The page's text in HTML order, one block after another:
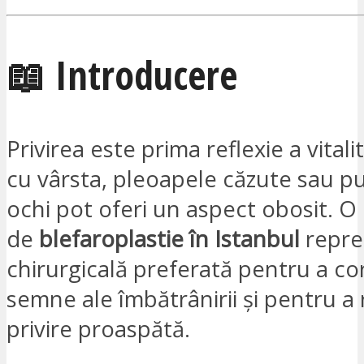
📖 Introducere
Privirea este prima reflexie a
cu vârsta, pleoapele căzute sau
ochi pot oferi un aspect obosit.
de blefaroplastie în Istanbul
chirurgicală preferată pentru a
semne ale îmbătrânirii și pentru a
privire proaspătă.